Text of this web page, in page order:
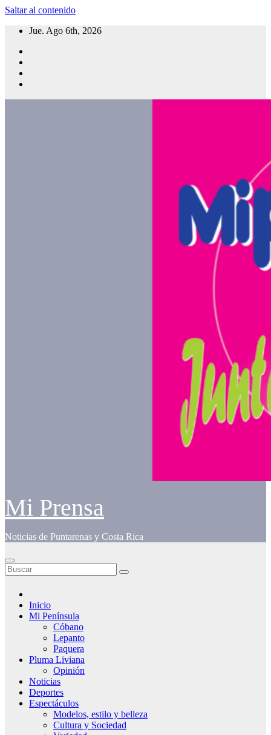
Saltar al contenido
Jue. Ago 6th, 2026
Mi Prensa
Noticias de Puntarenas y Costa Rica
Inicio
Mi Península
Cóbano
Lepanto
Paquera
Pluma Liviana
Opinión
Noticias
Deportes
Espectáculos
Modelos, estilo y belleza
Cultura y Sociedad